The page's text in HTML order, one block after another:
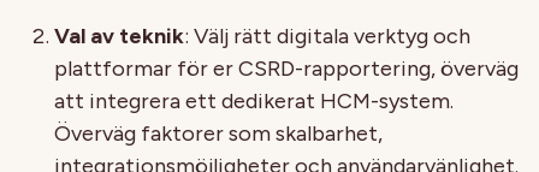
Val av teknik: Välj rätt digitala verktyg och
plattformar för er CSRD-rapportering, överväg
att integrera ett dedikerat HCM-system.
Överväg faktorer som skalbarhet,
integrationsmöjligheter och användarvänlighet.